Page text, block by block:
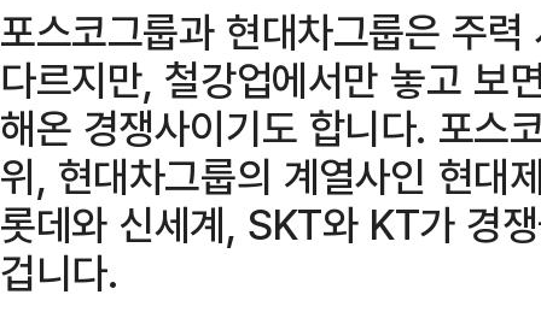
포스코그룹과 현대차그룹은 주
다르지만, 철강업에서만 놓고 보
해온 경쟁사이기도 합니다. 포스
위, 현대차그룹의 계열사인 현대
롯데와 신세계, SKT와 KT가 경
겁니다.